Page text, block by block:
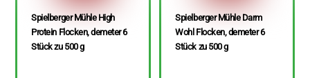
Spielberger Mühle High
Protein Flocken, demeter 6
Stück zu 500 g
Spielberger Mühle Darm
Wohl Flocken, demeter 6
Stück zu 500 g